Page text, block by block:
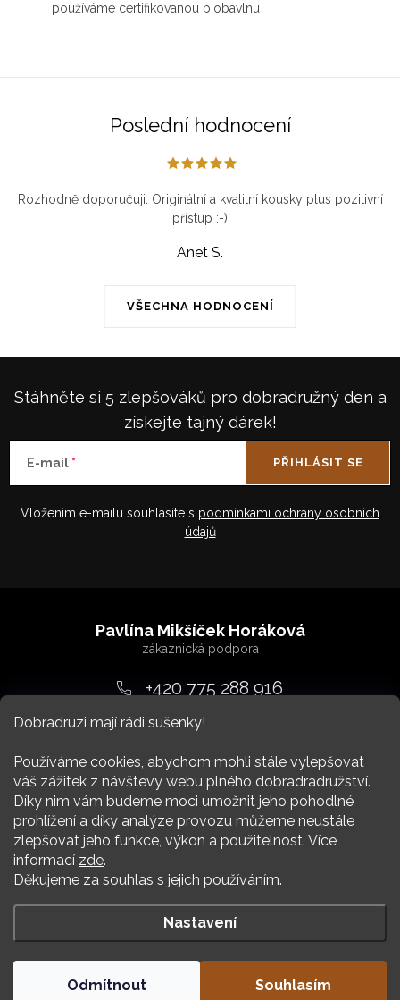
Dobradruzi mají rádi sušenky!
Používáme cookies, abychom mohli stále vylepšovat
váš zážitek z návštevy webu plného dobradradružství.
Díky nim vám budeme moci umožnit jeho pohodlné
prohlížení a díky analýze provozu můžeme neustále
zlepšovat jeho funkce, výkon a použitelnost. Více
informací zde.
Děkujeme za souhlas s jejich používáním.
Nastavení
Odmítnout Souhlasím
používáme certifikovanou biobavlnu
Poslední hodnocení
VŠECHNA HODNOCENÍ
Rozhodně doporučuji. Originální a kvalitní kousky plus pozitivní
přístup :-)
Anet S.
Stáhněte si 5 zlepšováků pro dobradružný den a
získejte tajný dárek!
E-mail
Vložením e-mailu souhlasíte s podmínkami ochrany osobních
údajů
PŘIHLÁSIT SE
a
Nákup
Více Dobradruha
Pavlína Mikšíček Horáková
+420 775 288 916
srdcem@dobradruh.cz
Copyright 2026DOBRADRUH. Všechna práva vyhrazena.